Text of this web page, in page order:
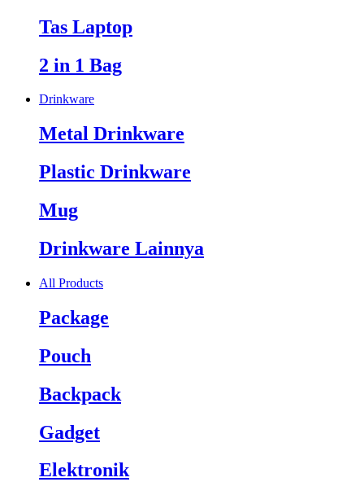
Tas Laptop
2 in 1 Bag
Drinkware
Metal Drinkware
Plastic Drinkware
Mug
Drinkware Lainnya
All Products
Package
Pouch
Backpack
Gadget
Elektronik